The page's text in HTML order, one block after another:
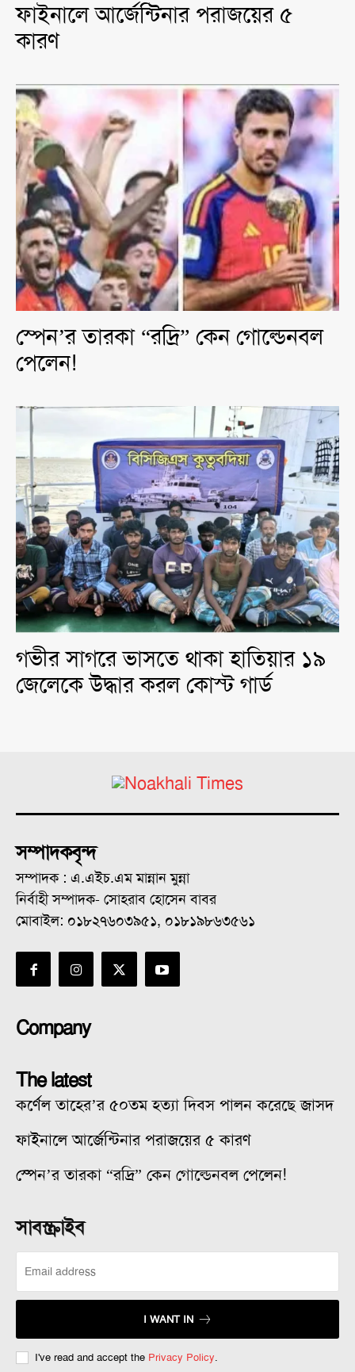
ফাইনালে আর্জেন্টিনার পরাজয়ের ৫
কারণ
স্পেন’র তারকা “রদ্রি” কেন গোল্ডেনবল
পেলেন!
গভীর সাগরে ভাসতে থাকা হাতিয়ার ১৯
জেলেকে উদ্ধার করল কোস্ট গার্ড
সম্পাদকবৃন্দ
সম্পাদক : এ.এইচ.এম মান্নান মুন্না
নির্বাহী সম্পাদক- সোহরাব হোসেন বাবর
মোবাইল: ০১৮২৭৬০৩৯৫১, ০১৮১৯৮৬৩৫৬১
Company
The latest
কর্ণেল তাহের’র ৫০তম হত্যা দিবস পালন করেছে জাসদ
ফাইনালে আর্জেন্টিনার পরাজয়ের ৫ কারণ
স্পেন’র তারকা “রদ্রি” কেন গোল্ডেনবল পেলেন!
সাবস্ক্রাইব
I WANT IN
I've read and accept the Privacy Policy.